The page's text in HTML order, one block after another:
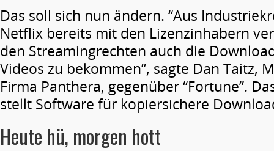
Das soll sich nun ändern. “Aus
Netflix bereits mit den Lizenzinhabern
den Streamingrechten auch die
Videos zu bekommen”, sagte Dan Taitz,
Firma Panthera, gegenüber “Fortune”.
stellt Software für kopiersichere
Heute hü, morgen hott